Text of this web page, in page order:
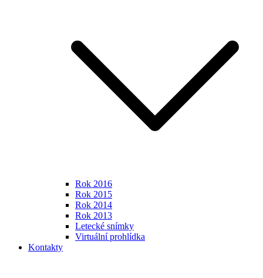
Rok 2016
Rok 2015
Rok 2014
Rok 2013
Letecké snímky
Virtuální prohlídka
Kontakty